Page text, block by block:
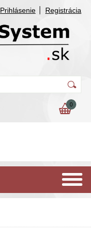
Prihlásenie Registrácia
0